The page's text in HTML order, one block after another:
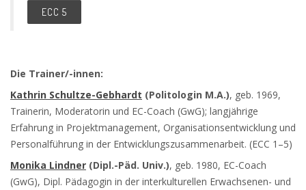
ECC 5
Die Trainer/-innen:
Kathrin Schultze-Gebhardt (Politologin M.A.), geb. 1969,
Trainerin, Moderatorin und EC-Coach (GwG); langjährige
Erfahrung in Projektmanagement, Organisationsentwicklung und
Personalführung in der Entwicklungszusammenarbeit. (ECC 1–5)
Monika Lindner (Dipl.-Päd. Univ.), geb. 1980, EC-Coach
(GwG), Dipl. Pädagogin in der interkulturellen Erwachsenen- und